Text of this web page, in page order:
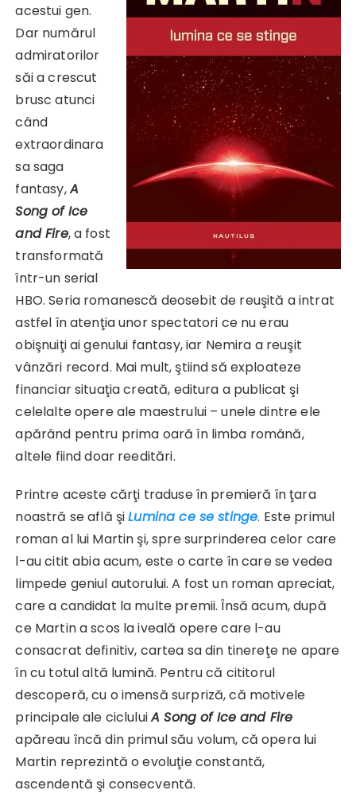
acestui gen.
Dar numărul
admiratorilor
săi a crescut
brusc atunci
când
extraordinara
sa saga
fantasy,A
Song of Ice
and Fire, a fost
transformată
într-un serial
HBO. Seria romanescă deosebit de reuşită a intrat
astfel în atenţia unor spectatori ce nu erau
obişnuiţi ai genului fantasy, iar Nemira a reuşit
vânzări record. Mai mult, ştiind să exploateze
financiar situaţia creată, editura a publicat şi
celelalte opere ale maestrului – unele dintre ele
apărând pentru prima oară în limba română,
altele fiind doar reeditări.
Printre aceste cărţi traduse în premieră în ţara
noastră se află şiLumina ce se stinge. Este primul
roman al lui Martin şi, spre surprinderea celor care
l-au citit abia acum, este o carte în care se vedea
limpede geniul autorului. A fost un roman apreciat,
care a candidat la multe premii. Însă acum, după
ce Martin a scos la iveală opere care l-au
consacrat definitiv, cartea sa din tinereţe ne apare
în cu totul altă lumină. Pentru că cititorul
descoperă, cu o imensă surpriză, că motivele
principale ale cicluluiA Song of Ice and Fire
apăreau încă din primul său volum, că opera lui
Martin reprezintă o evoluţie constantă,
ascendentă şi consecventă.